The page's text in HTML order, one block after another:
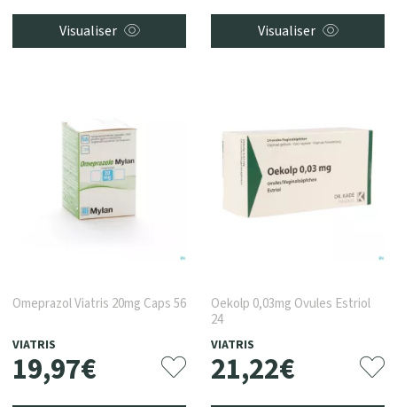
Visualiser Visualiser
Omeprazol Viatris 20mg Caps 56
VIATRIS
19,97€
Oekolp 0,03mg Ovules Estriol
24
VIATRIS
21,22€